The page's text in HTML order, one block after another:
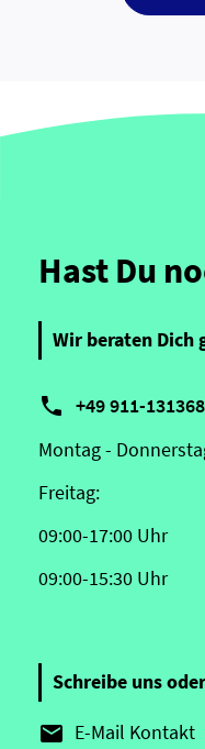
Hast Du
Wir beraten Dich
 +49 911-
Montag -
Freitag:
09:00-17:00 Uhr
09:00-15:30 Uhr
Schreibe uns
 E-Mail Kontakt